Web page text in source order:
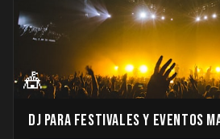
🎪
DJ para Festivales y Eventos